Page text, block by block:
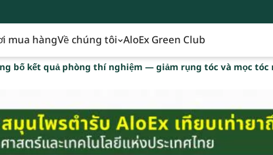
mua hàngVề chúng tôi AloEx Green Club
bố kết quả phòng thí nghiệm — giảm rụng tóc và mọc